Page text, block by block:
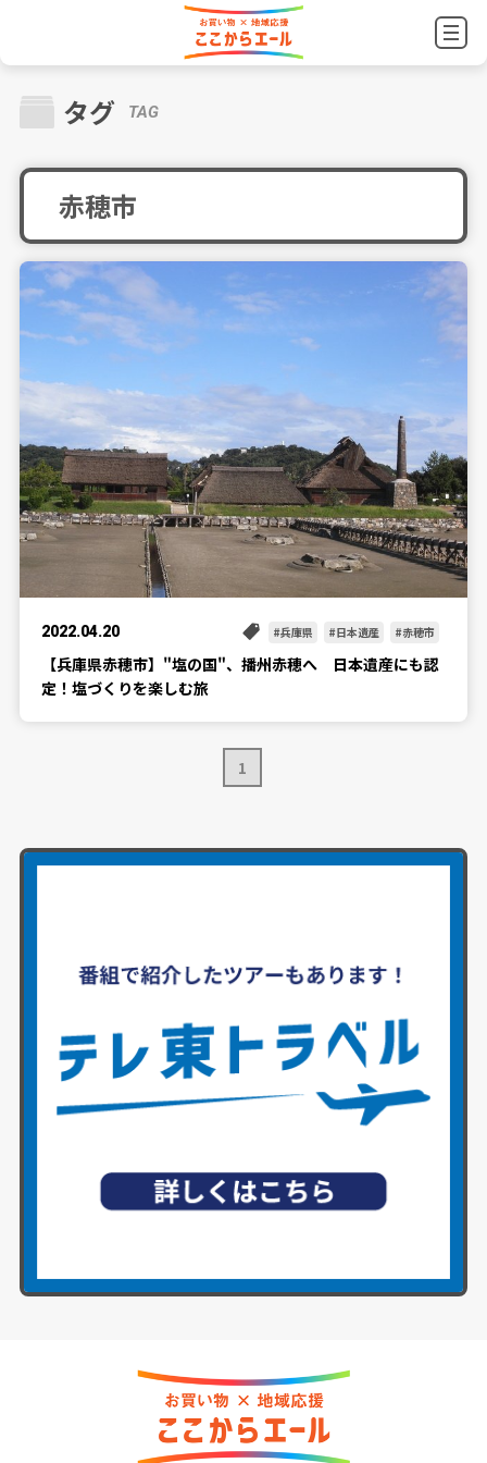
タグ TAG
赤穂市
2022.04.20 兵庫県 日本遺産 赤穂市
【兵庫県赤穂市】"塩の国"、播州赤穂へ 日本遺産にも認
定！塩づくりを楽しむ旅
1